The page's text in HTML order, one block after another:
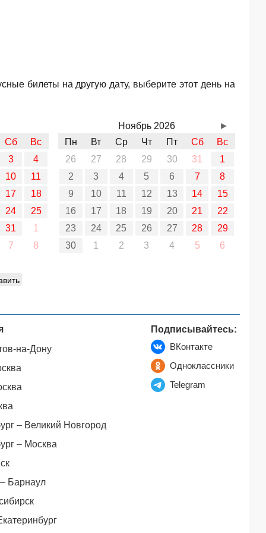
билеты на другую дату, выберите этот день на
Сб
Вс
3
4
10
11
17
18
24
25
31
1
7
8
Ноябрь 2026
Пн
Вт Ср Чт Пт Сб
Вс
26
27 28 29 30 31
1
2
3 4 5 6 7
8
9
10 11 12 13 14
15
16
17 18 19 20 21
22
23
24 25 26 27 28
29
30
1 2 3 4 5 6
►
на-Дону
– Великий Новгород
– Москва
Барнаул
Подписывайтесь:
ВКонтакте
Одноклассники
Telegram